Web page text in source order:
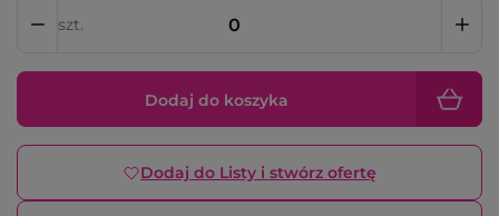
szt.
Dodaj do koszyka
Dodaj do Listy i stwórz ofertę